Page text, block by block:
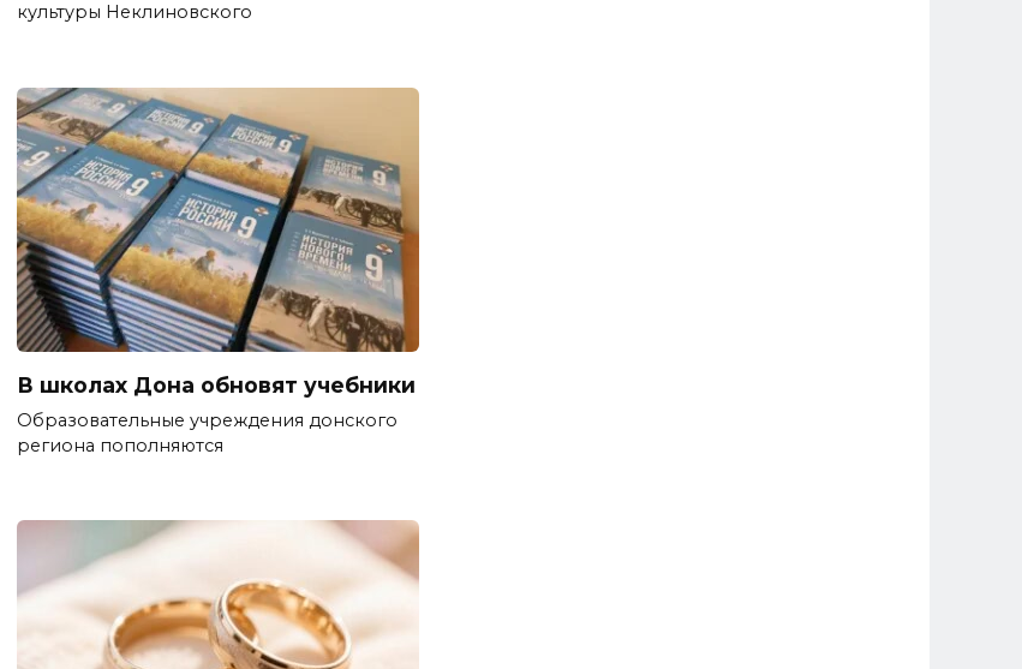
культуры Неклиновского
В школах Дона обновят учебники
Образовательные учреждения донского
региона пополняются